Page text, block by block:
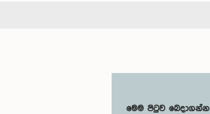
මෙම පිටුව බෙදාගන්න